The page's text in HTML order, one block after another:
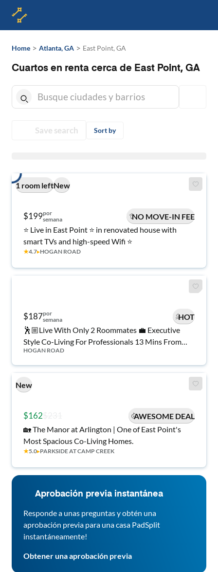
Home > Atlanta, GA > East Point, GA
Cuartos en renta cerca de East Point, GA
Save search Sort by
1 room leftNew
$199por
semana
NO MOVE-IN FEE
⭐ Live in East Point ⭐ in renovated house with
smart TVs and high-speed Wifi ⭐
★4.7▸HOGAN ROAD
$187por
semana
HOT
🕺🏼Live With Only 2 Roommates 💼 Executive
Style Co-Living For Professionals 13 Mins From
Airport 🚘16 Mins to Downtown ATL
HOGAN ROAD
New
$162
AWESOME DEAL
🏡 The Manor at Arlington | One of East Point's
Most Spacious Co-Living Homes.
★5.0▸PARKSIDE AT CAMP CREEK
Aprobación previa instantánea
Responde a unas preguntas y obtén una
aprobación previa para una casa PadSplit
instantáneamente!
Obtener una aprobación previa